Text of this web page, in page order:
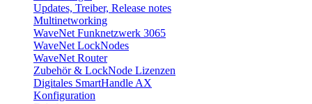
Updates, Treiber, Release notes
Multinetworking
WaveNet Funknetzwerk 3065
WaveNet LockNodes
WaveNet Router
Zubehör & LockNode Lizenzen
Digitales SmartHandle AX
Konfiguration